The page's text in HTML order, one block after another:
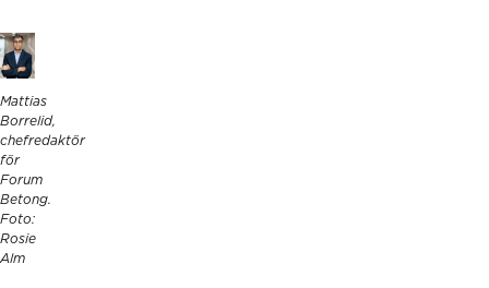
Mattias
Borrelid,
chefredaktör
för
Forum
Betong.
Foto:
Rosie
Alm